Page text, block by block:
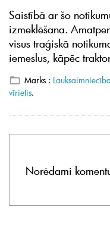
Saistībā ar šo
izmeklēšana.
visus traģiskā
iemeslus, kāpēc
Marks :
vīrietis.
Norėdami